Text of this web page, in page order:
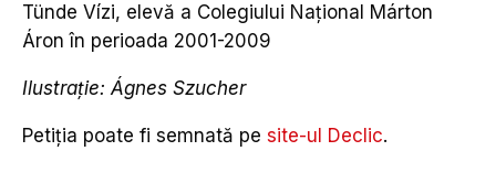
Tünde Vízi, elevă a Colegiului Național Márton
Áron în perioada 2001-2009
Ilustrație: Ágnes Szucher
Petiția poate fi semnată pe site-ul Declic.